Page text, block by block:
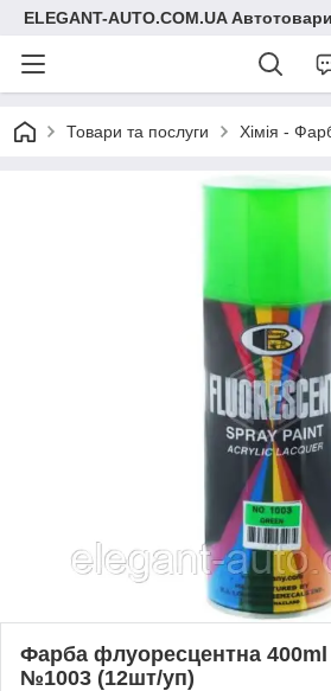
ELEGANT-AUTO.COM.UA
Товари та послуги Хімія -
Фарба флуоресцентна
№1003 (12шт/уп)